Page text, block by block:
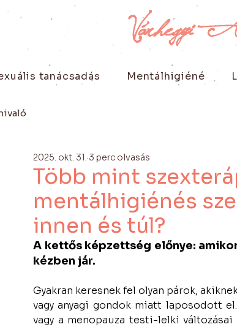
Várhegyi
tanácsadás Mentálhigiéné
Több mint
mentálhigiénés
innen és túl?
2025. okt. 31. 3 perc olvasás
A kettős képzettség előnye:
kézben jár.
Gyakran keresnek fel olyan párok,
vagy anyagi gondok miatt laposodott
vagy a menopauza testi-lelki